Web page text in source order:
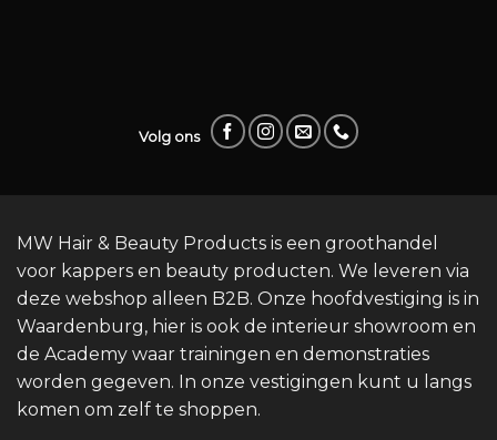
Volg ons
MW Hair & Beauty Products is een groothandel
voor kappers en beauty producten. We leveren via
deze webshop alleen B2B. Onze hoofdvestiging is in
Waardenburg, hier is ook de interieur showroom en
de Academy waar trainingen en demonstraties
worden gegeven. In onze vestigingen kunt u langs
komen om zelf te shoppen.